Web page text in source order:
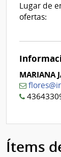
Lugar de
ofertas:
MARIANA
Ítems